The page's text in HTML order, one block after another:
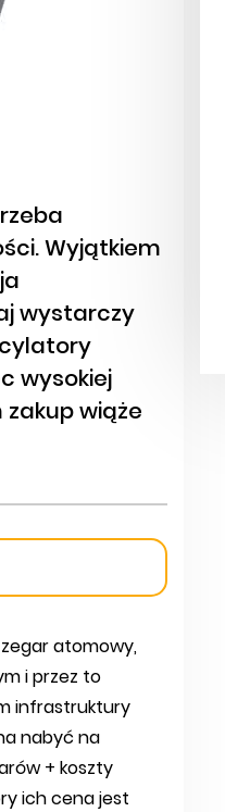
Wyjątkiem
wystarczy
wysokiej
wiąże
atomowy,
i przez to
infrastruktury
nabyć na
+ koszty
ich cena jest